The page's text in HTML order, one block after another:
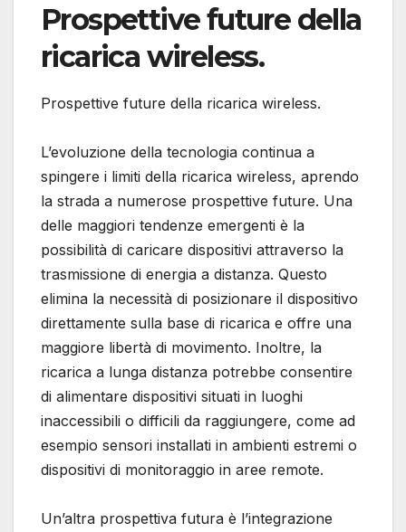
Prospettive future della
ricarica wireless.
Prospettive future della ricarica wireless.
L’evoluzione della tecnologia continua a
spingere i limiti della ricarica wireless, aprendo
la strada a numerose prospettive future. Una
delle maggiori tendenze emergenti è la
possibilità di caricare dispositivi attraverso la
trasmissione di energia a distanza. Questo
elimina la necessità di posizionare il dispositivo
direttamente sulla base di ricarica e offre una
maggiore libertà di movimento. Inoltre, la
ricarica a lunga distanza potrebbe consentire
di alimentare dispositivi situati in luoghi
inaccessibili o difficili da raggiungere, come ad
esempio sensori installati in ambienti estremi o
dispositivi di monitoraggio in aree remote.
Un’altra prospettiva futura è l’integrazione